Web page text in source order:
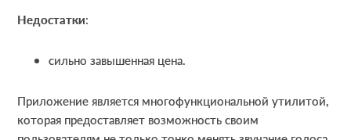
Недостатки:
сильно завышенная цена.
Приложение является многофункциональной утилитой,
которая предоставляет возможность своим